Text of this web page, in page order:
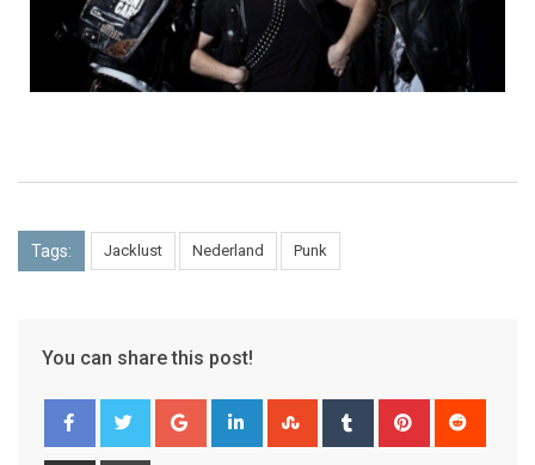
Tags: Jacklust Nederland Punk
You can share this post!